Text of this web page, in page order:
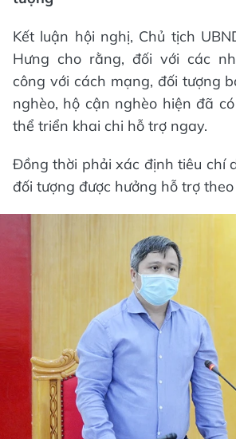
Kết luận hội nghị, Chủ tịch
Hưng cho rằng, đối với các
công với cách mạng, đối tượng
nghèo, hộ cận nghèo hiện đã
thể triển khai chi hỗ trợ ngay.
Đồng thời phải xác định tiêu chí
đối tượng được hưởng hỗ trợ